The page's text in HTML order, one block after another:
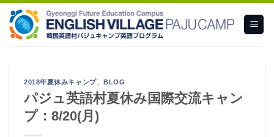
content
2018年夏休みキャンプ、BLOG
パジュ英語村夏休み国際交流キャン
プ：8/20(月)